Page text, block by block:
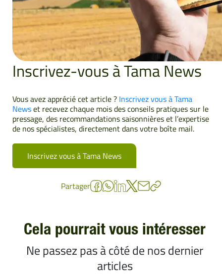
Inscrivez-vous à Tama News
Vous avez apprécié cet article ? Inscrivez vous à Tama
Newset recevez chaque mois des conseils pratiques sur le
pressage, des recommandations saisonnières et l’expertise
de nos spécialistes, directement dans votre boîte mail.
Inscrivez vous à Tama News
Partager
Cela pourrait vous intéresser
Ne passez pas à côté de nos dernier
articles